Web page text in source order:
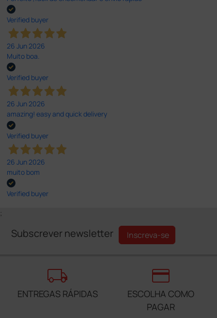
Verified buyer
26 Jun 2026
Muito boa.
Verified buyer
26 Jun 2026
amazing! easy and quick delivery
Verified buyer
26 Jun 2026
muito bom
Verified buyer
;
Subscrever newsletter Inscreva-se
local_shipping
ENTREGAS RÁPIDAS
credit_card
ESCOLHA COMO
PAGAR